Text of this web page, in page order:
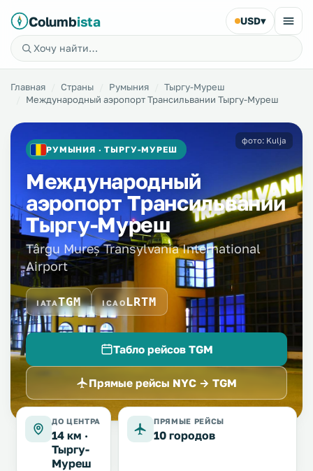
Columbista USD▾
Главная Страны Румыния
Тыргу-Муреш
Международный аэропорт Трансильвании Тыргу-Муреш
РУМЫНИЯ · ТЫРГУ-МУРЕШ
Международный
аэропорт Трансильвании
Тыргу-Муреш
Târgu Mureș Transylvania International
Airport
IATATGM ICAOLRTM
Табло рейсов TGM
Прямые рейсы NYC → TGM
фото: Kulja
ДО ЦЕНТРА
14 км ·
Тыргу-
Муреш
ПРЯМЫЕ РЕЙСЫ
10 городов